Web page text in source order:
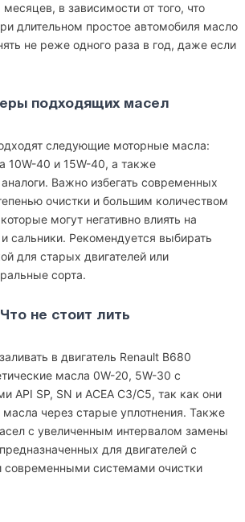
в зависимости от того, что
длительном простое автомобиля масло
не реже одного раза в год, даже если
подходящих масел
следующие моторные масла:
10W-40 и 15W-40, а также
аналоги. Важно избегать современных
очистки и большим количеством
могут негативно влиять на
сальники. Рекомендуется выбирать
для старых двигателей или
сорта.
Что не стоит лить
в двигатель Renault B680
масла 0W-20, 5W-30 с
API SP, SN и ACEA C3/C5, так как они
масла через старые уплотнения. Также
с увеличенным интервалом замены
для двигателей с
современными системами очистки